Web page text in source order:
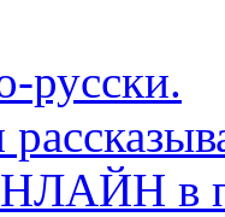
русски.
в